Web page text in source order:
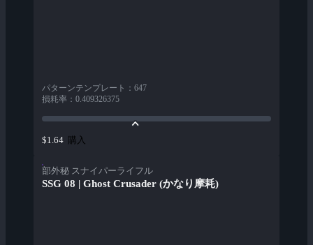
パターンテンプレート ： 647
損耗率 ： 0.409326375
$1.64 購入
部外秘 スナイパーライフル
SSG 08 | Ghost Crusader (かなり摩耗)